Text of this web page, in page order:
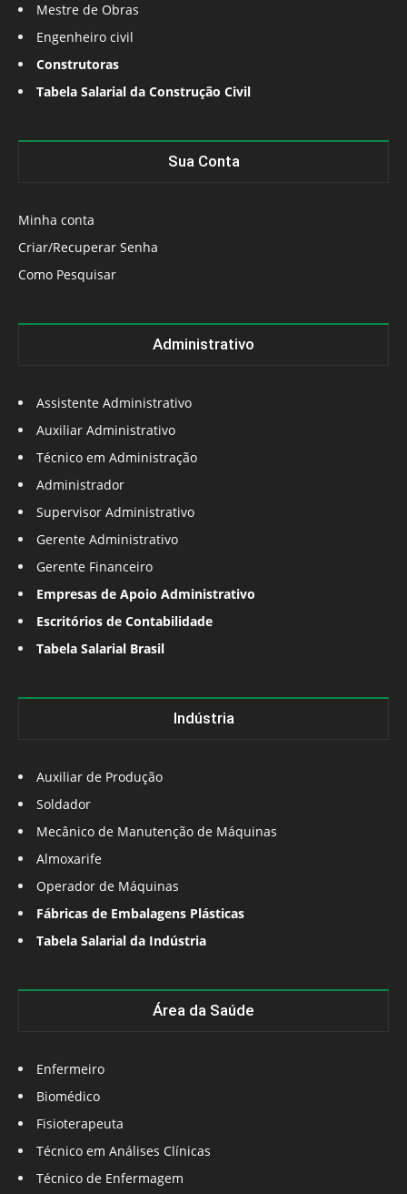
Mestre de Obras
Engenheiro civil
Construtoras
Tabela Salarial da Construção Civil
Sua Conta
Minha conta
Criar/Recuperar Senha
Como Pesquisar
Administrativo
Assistente Administrativo
Auxiliar Administrativo
Técnico em Administração
Administrador
Supervisor Administrativo
Gerente Administrativo
Gerente Financeiro
Empresas de Apoio Administrativo
Escritórios de Contabilidade
Tabela Salarial Brasil
Indústria
Auxiliar de Produção
Soldador
Mecânico de Manutenção de Máquinas
Almoxarife
Operador de Máquinas
Fábricas de Embalagens Plásticas
Tabela Salarial da Indústria
Área da Saúde
Enfermeiro
Biomédico
Fisioterapeuta
Técnico em Análises Clínicas
Técnico de Enfermagem